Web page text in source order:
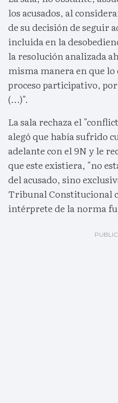
los acusados, al
de su decisión de seguir
incluida en la
la resolución analizada
misma manera en que
proceso participativo,
(...)".
La sala rechaza el
alegó que había sufrido
adelante con el 9N y le
que este existiera, "no
del acusado, sino
Tribunal Constitucional
intérprete de la norma